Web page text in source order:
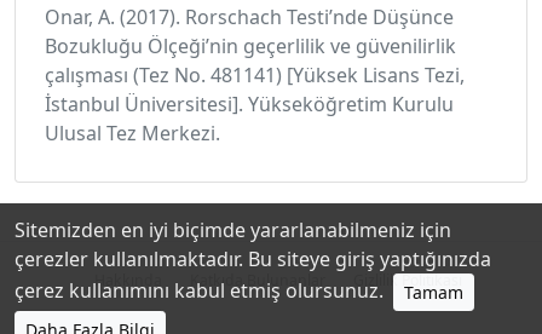
Onar, A. (2017). Rorschach Testi’nde Düşünce
Bozukluğu Ölçeği’nin geçerlilik ve güvenilirlik
çalışması (Tez No. 481141) [Yüksek Lisans Tezi,
İstanbul Üniversitesi]. Yükseköğretim Kurulu
Ulusal Tez Merkezi.
Hakkında Katkıda Bulunanlar Gizlilik Politikası
Sitemizden en iyi biçimde yararlanabilmeniz için
çerezler kullanılmaktadır. Bu siteye giriş yaptığınızda
çerez kullanımını kabul etmiş olursunuz.
Tamam